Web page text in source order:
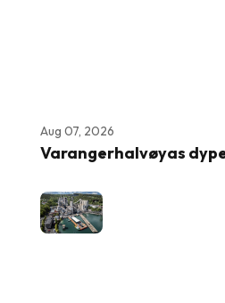
Aug 07, 2026
Varangerhalvøyas